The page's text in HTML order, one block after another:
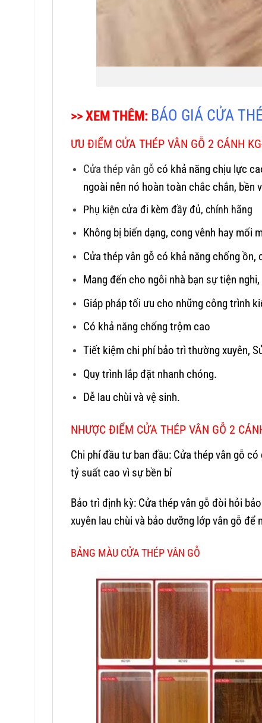
>> XEM THÊM: BÁO GIÁ CỬA
ƯU ĐIỂM CỬA THÉP VÂN GỖ 2 CÁNH
Cửa thép vân gỗ có khả năng chịu lực
ngoài nên nó hoàn toàn chắc chắn, bền
Phụ kiện cửa đi kèm đầy đủ, chính hãng
Không bị biến dạng, cong vênh hay mối
Cửa thép vân gỗ có khả năng chống
Mang đến cho ngôi nhà bạn sự tiện
Giáp pháp tối ưu cho những công trình
Có khả năng chống trộm cao
Tiết kiệm chi phí bảo trì thường xuyên,
Quy trình lắp đặt nhanh chóng.
Dễ lau chùi và vệ sinh.
NHƯỢC ĐIỂM CỬA THÉP VÂN GỖ 2
Chi phí đầu tư ban đầu: Cửa thép vân gỗ
tỷ suất cao vì sự bền bỉ
Bảo trì định kỳ: Cửa thép vân gỗ đòi hỏi
xuyên lau chùi và bảo dưỡng lớp vân gỗ để
BẢNG MÀU CỬA THÉP VÂN GỖ